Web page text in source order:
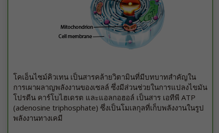
โคเอ็นไซม์คิวเทน เป็นสารคล้ายวิตามินที่มีบทบาทสำคัญใน
การเผาผลาญพลังงานของเซลล์ ซึ่งมีส่วนช่วยในการแปลงไขมัน
โปรตีน คาร์โบไฮเดรต และแอลกอฮอล์ เป็นสาร เอทีพี ATP
(adenosine triphosphate) ซึ่งเป็นโมเลกุลที่เก็บพลังงานในรูป
พลังงานทางเคมี